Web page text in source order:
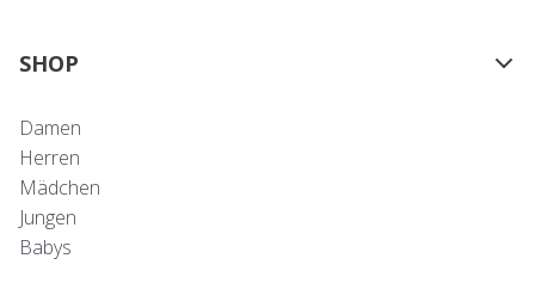
SHOP
Damen
Herren
Mädchen
Jungen
Babys